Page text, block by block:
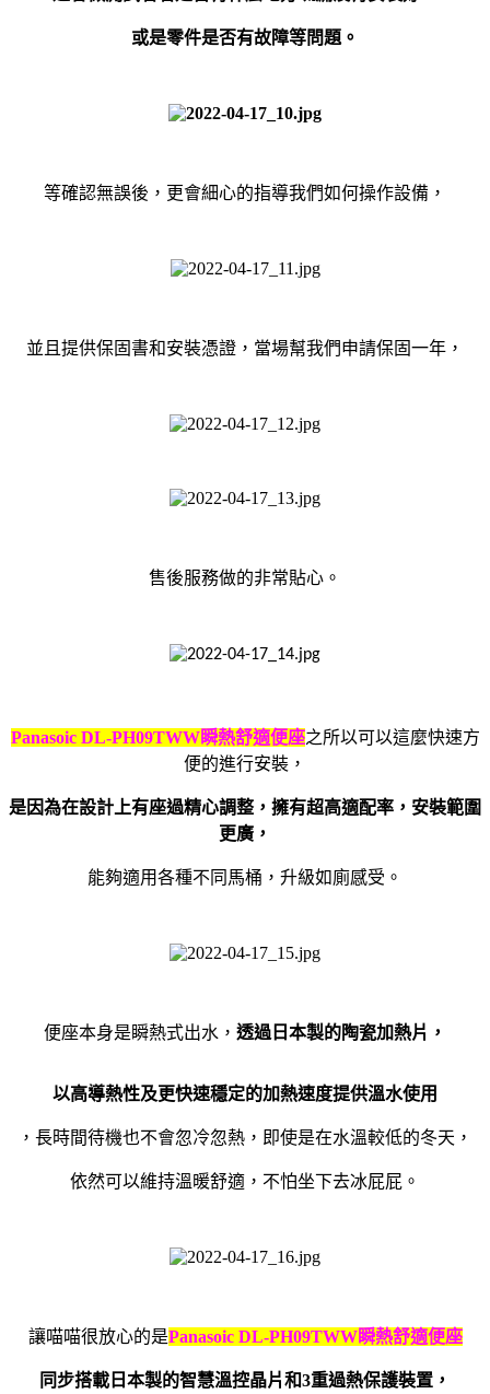
或是零件是否有故障等問題。
等確認無誤後，更會細心的指導我們如何操作設備，
並且提供保固書和安裝憑證，當場幫我們申請保固一年，
售後服務做的非常貼心。
Panasoic DL-PH09TWW瞬熱舒適便座之所以可以這麼快速方
便的進行安裝，
是因為在設計上有座過精心調整，擁有超高適配率，安裝範圍
更廣，
能夠適用各種不同馬桶，升級如廁感受。
便座本身是瞬熱式出水， 透過日本製的陶瓷加熱片，
以高導熱性及更快速穩定的加熱速度提供溫水使用
，長時間待機也不會忽冷忽熱，即使是在水溫較低的冬天，
依然可以維持溫暖舒適，不怕坐下去冰屁屁。
讓喵喵很放心的是Panasoic DL-PH09TWW瞬熱舒適便座
同步搭載日本製的智慧溫控晶片和3重過熱保護裝置，